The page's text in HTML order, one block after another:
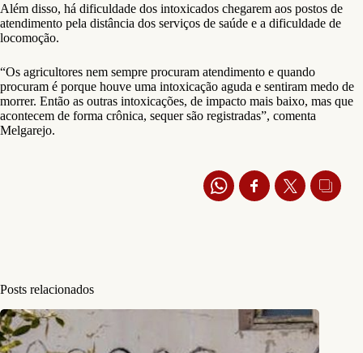
Além disso, há dificuldade dos intoxicados chegarem aos postos de
atendimento pela distância dos serviços de saúde e a dificuldade de
locomoção.
“Os agricultores nem sempre procuram atendimento e quando
procuram é porque houve uma intoxicação aguda e sentiram medo de
morrer. Então as outras intoxicações, de impacto mais baixo, mas que
acontecem de forma crônica, sequer são registradas”, comenta
Melgarejo.
Posts relacionados